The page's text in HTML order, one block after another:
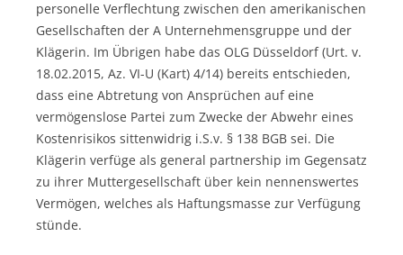
personelle Verflechtung zwischen den amerikanischen
Gesellschaften der A Unternehmensgruppe und der
Klägerin. Im Übrigen habe das OLG Düsseldorf (Urt. v.
18.02.2015, Az. VI-U (Kart) 4/14) bereits entschieden,
dass eine Abtretung von Ansprüchen auf eine
vermögenslose Partei zum Zwecke der Abwehr eines
Kostenrisikos sittenwidrig i.S.v. § 138 BGB sei. Die
Klägerin verfüge als general partnership im Gegensatz
zu ihrer Muttergesellschaft über kein nennenswertes
Vermögen, welches als Haftungsmasse zur Verfügung
stünde.